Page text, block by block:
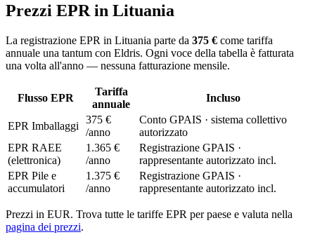
Prezzi EPR in Lituania
La registrazione EPR in Lituania parte da 375 € come tariffa
annuale una tantum con Eldris. Ogni voce della tabella è fatturata
una volta all'anno — nessuna fatturazione mensile.
Flusso EPR
Tariffa
annuale
Incluso
EPR Imballaggi
375 €
/anno
Conto GPAIS · sistema collettivo
autorizzato
EPR RAEE
(elettronica)
1.365 €
/anno
Registrazione GPAIS ·
rappresentante autorizzato incl.
EPR Pile e
accumulatori
1.375 €
/anno
Registrazione GPAIS ·
rappresentante autorizzato incl.
Prezzi in EUR. Trova tutte le tariffe EPR per paese e valuta nella
pagina dei prezzi.